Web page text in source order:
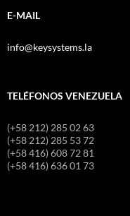
E-MAIL
info@keysystems.la
TELÉFONOS VENEZUELA
(+58 212) 285 02 63
(+58 212) 285 53 72
(+58 416) 608 72 81
(+58 416) 636 01 73